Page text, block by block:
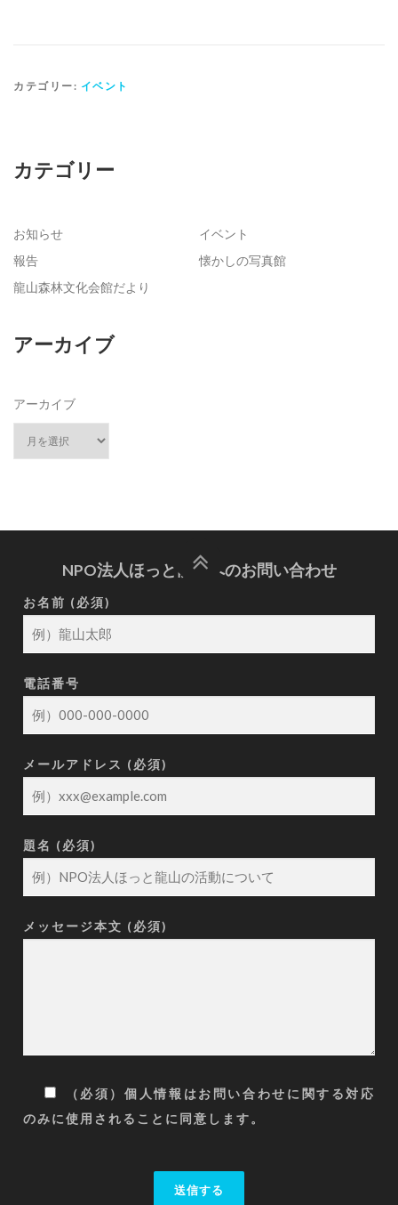
カテゴリー: イベント
カテゴリー
お知らせ
イベント
報告
懐かしの写真館
龍山森林文化会館だより
アーカイブ
アーカイブ
NPO法人ほっと龍山へのお問い合わせ
お名前 (必須)
電話番号
メールアドレス (必須)
題名 (必須)
メッセージ本文 (必須)
（必須）個人情報はお問い合わせに関する対応
のみに使用されることに同意します。